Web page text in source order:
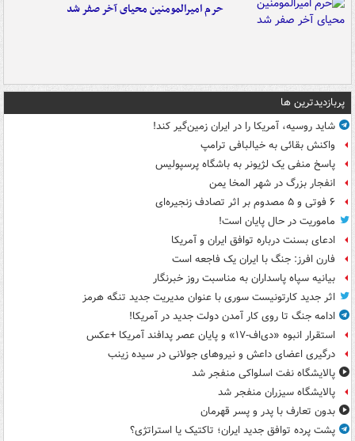
حرم امیرالمومنین محیای آخر صفر شد
پربازدیدترین ها
شاید روسیه، آمریکا را در ایران زمین‌گیر کند!
واکنش بقائی به خیالبافی ترامپ
پاسخ منفی یک لژیونر به باشگاه پرسپولیس
انفجار بزرگ در شهر المخا یمن
۶ فوتی و ۵ مصدوم بر اثر تصادف زنجیره‌ای
ماموریت در حال پایان است!
ادعای بسنت درباره توافق ایران و آمریکا
فارن افرز: جنگ با ایران یک فاجعه است
بیانیه سپاه پاسداران به مناسبت روز خبرنگار
اثر جدید کارتونیست سوری با عنوان مدیریت جدید تنگه هرمز
ادامه جنگ تا روی کار آمدن دولت جدید در آمریکا!
استقرار انبوه «دی‌اف‑۱۷» و پایان عصر پدافند آمریکا +عکس
درگیری اعضای داعش و نیروهای جولانی در سیده زینب
پالایشگاه نفت اسلواکی منفجر شد
پالایشگاه سیزران منفجر شد
بدون تعارف با پدر و پسر قهرمان
پشت پرده توافق جدید ایران؛ تاکتیک یا استراتژی؟